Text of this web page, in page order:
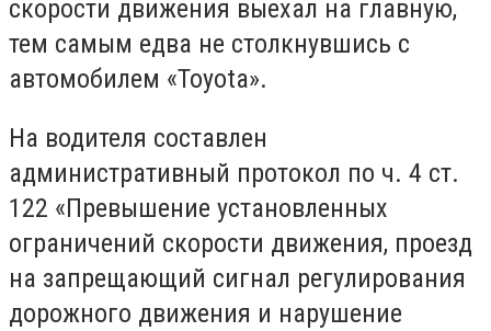
скорости движения выехал на главную,
тем самым едва не столкнувшись с
автомобилем «Toyota».
На водителя составлен
административный протокол по ч. 4 ст.
122 «Превышение установленных
ограничений скорости движения, проезд
на запрещающий сигнал регулирования
дорожного движения и нарушение